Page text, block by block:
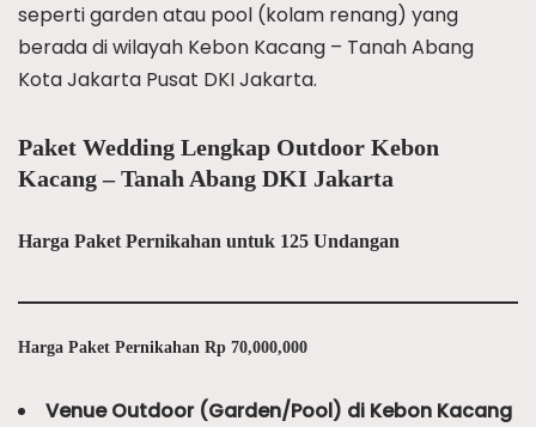
seperti garden atau pool (kolam renang) yang
berada di wilayah Kebon Kacang – Tanah Abang
Kota Jakarta Pusat DKI Jakarta.
Paket Wedding Lengkap Outdoor Kebon
Kacang – Tanah Abang DKI Jakarta
Harga Paket Pernikahan untuk 125 Undangan
Harga Paket Pernikahan Rp 70,000,000
Venue Outdoor (Garden/Pool) di Kebon Kacang